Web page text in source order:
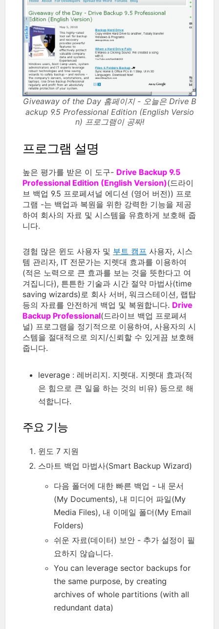
Giveaway of the Day 홈페이지 - 오늘은 Drive B
ackup 9.5 Professional Edition (English Versio
n) 프로그램이 공짜!
프로그램 설명
높은 평가를 받은 이 도구- Drive Backup 9.5
Professional Edition (English Version)(드라이
브 백업 9.5 프로페셔널 에디션 (영어 버전)) 프로
그램 -는 백업과 복원을 위한 강력한 기능을 제공
하여 회사의 자료 및 시스템을 유효하게 보호해 줍
니다.
경험 많은 윈도 사용자 및 부트 캠프 사용자, 시스
템 관리자, IT 전문가는 지렛대 효과를 이용하여
(적은 노력으로 큰 효과를 보는 것을 뜻한다고 여
겨집니다), 튼튼한 기술과 시간 절약 마법사(time
saving wizards)로 회사 서버, 워크스테이션, 랩탑
등의 자료를 안전하게 백업 및 복원합니다. Drive
Backup Professional(드라이브 백업 프로페셔
널) 프로그램을 정기적으로 이용하여, 사용자의 시
스템을 절대적으로 의지/신뢰할 수 있게끔 보호해
줍니다.
leverage : 레버리지. 지렛대. 지렛대 효과(적
은 힘으로 큰 일을 하는 것의 비유) 등으로 해
석합니다.
주요 기능
윈도 7 지원
스마트 백업 마법사(Smart Backup Wizard)
다음 폴더에 대한 빠른 백업 - 내 문서
(My Documents), 내 미디어 파일(My
Media Files), 내 이메일 폴더(My Email
Folders)
쉬운 자료(데이터) 보안 - 추가 설정이 필
요하지 않습니다.
You can leverage sector backups for
the same purpose, by creating
archives of whole partitions (with all
redundant data)